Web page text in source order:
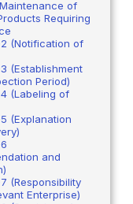
of
Requiring
(Notification of
(Establishment
Period)
(Labeling of
(Explanation
and
(Responsibility
Enterprise)